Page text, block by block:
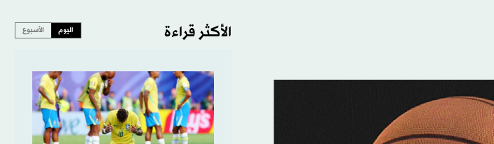
الأكثر قراءة اليوم الأسبوع